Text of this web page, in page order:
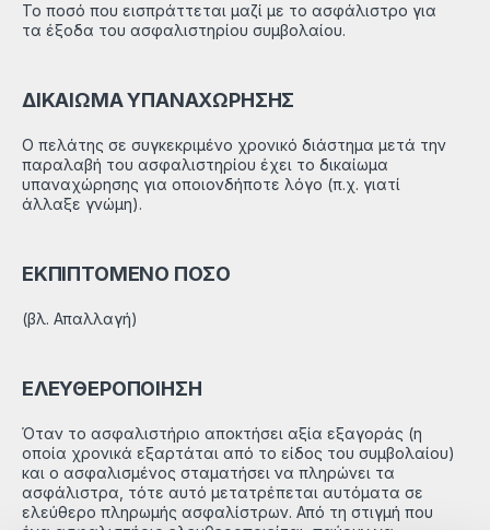
Το ποσό που εισπράττεται μαζί με το ασφάλιστρο για
τα έξοδα του ασφαλιστηρίου συμβολαίου.
ΔΙΚΑΙΩΜΑ ΥΠΑΝΑΧΩΡΗΣΗΣ
Ο πελάτης σε συγκεκριμένο χρονικό διάστημα μετά την
παραλαβή του ασφαλιστηρίου έχει το δικαίωμα
υπαναχώρησης για οποιονδήποτε λόγο (π.χ. γιατί
άλλαξε γνώμη).
ΕΚΠΙΠΤΟΜΕΝΟ ΠΟΣΟ
(βλ. Απαλλαγή)
ΕΛΕΥΘΕΡΟΠΟΙΗΣΗ
Όταν το ασφαλιστήριο αποκτήσει αξία εξαγοράς (η
οποία χρονικά εξαρτάται από το είδος του συμβολαίου)
και ο ασφαλισμένος σταματήσει να πληρώνει τα
ασφάλιστρα, τότε αυτό μετατρέπεται αυτόματα σε
ελεύθερο πληρωμής ασφαλίστρων. Από τη στιγμή που